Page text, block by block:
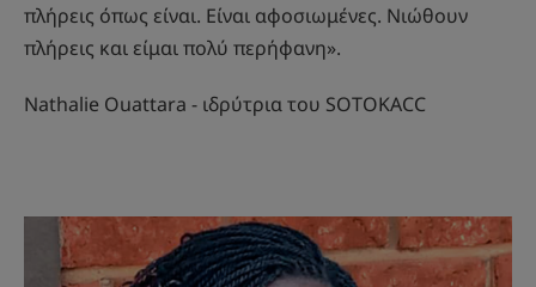
πλήρεις όπως είναι. Είναι αφοσιωμένες. Νιώθουν
πλήρεις και είμαι πολύ περήφανη».
Nathalie Ouattara - ιδρύτρια του SOTOKACC